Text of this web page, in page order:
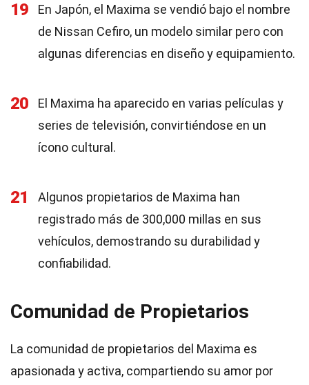
19
En Japón, el Maxima se vendió bajo el nombre
de Nissan Cefiro, un modelo similar pero con
algunas diferencias en diseño y equipamiento.
20
El Maxima ha aparecido en varias películas y
series de televisión, convirtiéndose en un
ícono cultural.
21
Algunos propietarios de Maxima han
registrado más de 300,000 millas en sus
vehículos, demostrando su durabilidad y
confiabilidad.
Comunidad de Propietarios
La comunidad de propietarios del Maxima es
apasionada y activa, compartiendo su amor por